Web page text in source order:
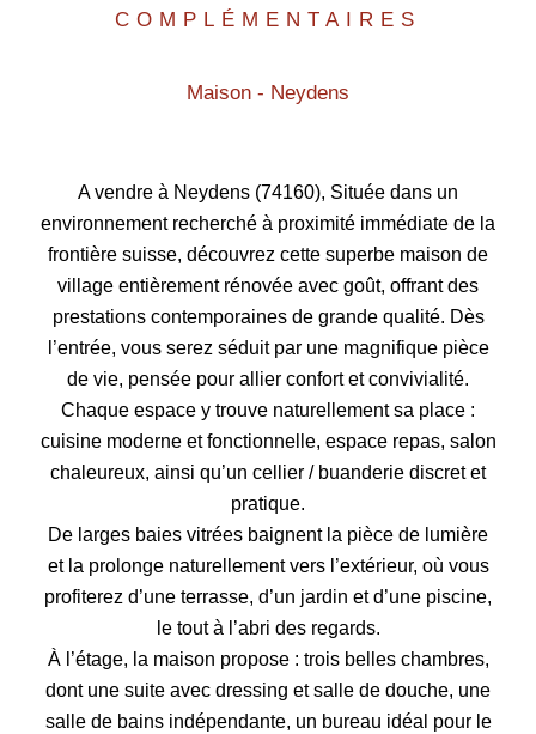
COMPLÉMENTAIRES
Maison - Neydens
A vendre à Neydens (74160), Située dans un
environnement recherché à proximité immédiate de la
frontière suisse, découvrez cette superbe maison de
village entièrement rénovée avec goût, offrant des
prestations contemporaines de grande qualité. Dès
l’entrée, vous serez séduit par une magnifique pièce
de vie, pensée pour allier confort et convivialité.
Chaque espace y trouve naturellement sa place :
cuisine moderne et fonctionnelle, espace repas, salon
chaleureux, ainsi qu’un cellier / buanderie discret et
pratique.
De larges baies vitrées baignent la pièce de lumière
et la prolonge naturellement vers l’extérieur, où vous
profiterez d’une terrasse, d’un jardin et d’une piscine,
le tout à l’abri des regards.
À l’étage, la maison propose : trois belles chambres,
dont une suite avec dressing et salle de douche, une
salle de bains indépendante, un bureau idéal pour le